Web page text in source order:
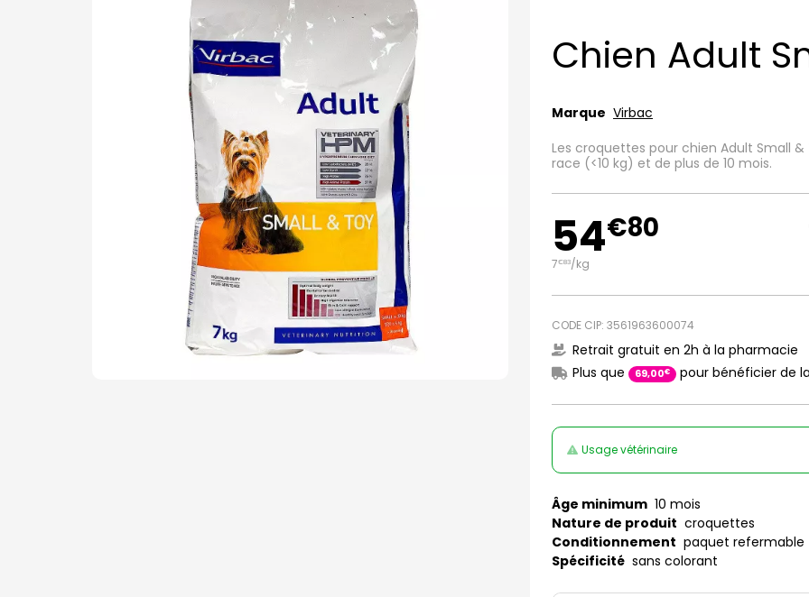
Chien Adult
Marque Virbac
Les croquettes pour chien Adult Small
race (<10 kg) et de plus de 10 mois.
54€80
7€83/kg
CODE CIP: 3561963600074
Retrait gratuit en 2h à la pharmacie
Plus que
69,00€ pour bénéficier de
Usage vétérinaire
Âge minimum 10 mois
Nature de produit croquettes
Conditionnement paquet refermable
Spécificité sans colorant